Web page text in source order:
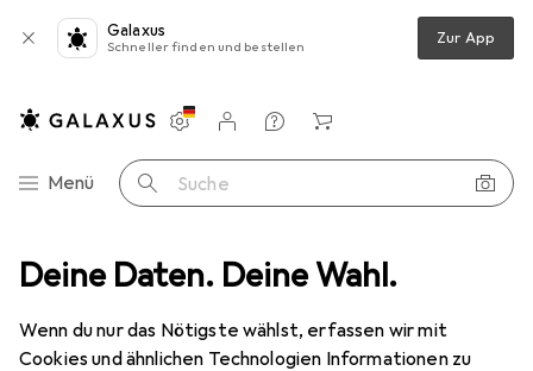
Deine Daten. Deine Wahl.
Wenn du nur das Nötigste wählst, erfassen wir mit
Cookies und ähnlichen Technologien Informationen zu
Galaxus
Schneller finden und bestellen Zur App
Navigation nach Kategorien
Menü Suche
Einstellungen
Kundenkonto
Vergleichslisten
Merklisten
Warenkorb
Heimkino Sound HiFi + Heimkino Lautsprecher